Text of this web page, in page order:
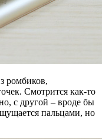
ромбиков,
Смотрится как-то
с другой – вроде бы
пальцами, но